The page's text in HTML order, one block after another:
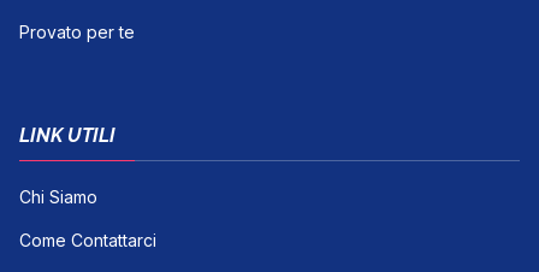
Provato per te
LINK UTILI
Chi Siamo
Come Contattarci